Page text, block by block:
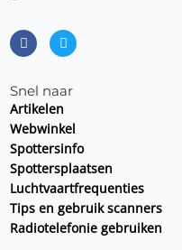
c
e
b
o
k
i
t
t
r
Snel naar
Artikelen
Webwinkel
Spottersinfo
Spottersplaatsen
Luchtvaartfrequenties
Tips en gebruik scanners
Radiotelefonie gebruiken